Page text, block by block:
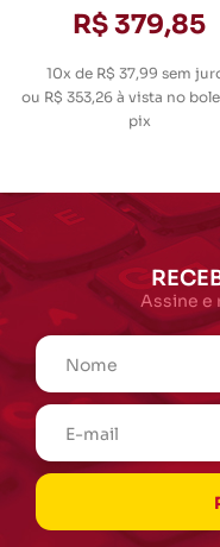
R$ 379,85
10x de R$ 37,99 sem
ou R$ 353,26à vista no
pix
Assine e